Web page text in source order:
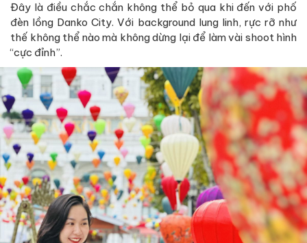
Đây là điều chắc chắn không thể bỏ qua khi đến với phố
đèn lồng Danko City. Với background lung linh, rực rỡ như
thế không thể nào mà không dừng lại để làm vài shoot hình
“cực đỉnh”.